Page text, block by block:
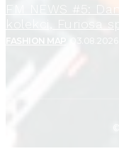
FM NEWS #5:
kolekci, Furiosa
FASHION MAP